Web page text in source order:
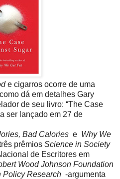
e cigarros ocorre de uma
dá em detalhes Gary
de seu livro: “The Case
ser lançado em 27 de
Bad Calories e Why We
prêmios Science in Society
de Escritores em
Wood Johnson Foundation
Policy Research -argumenta